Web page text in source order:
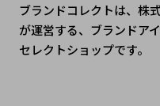
ブランドコレクトは、株
が運営する、ブランドア
セレクトショップです。